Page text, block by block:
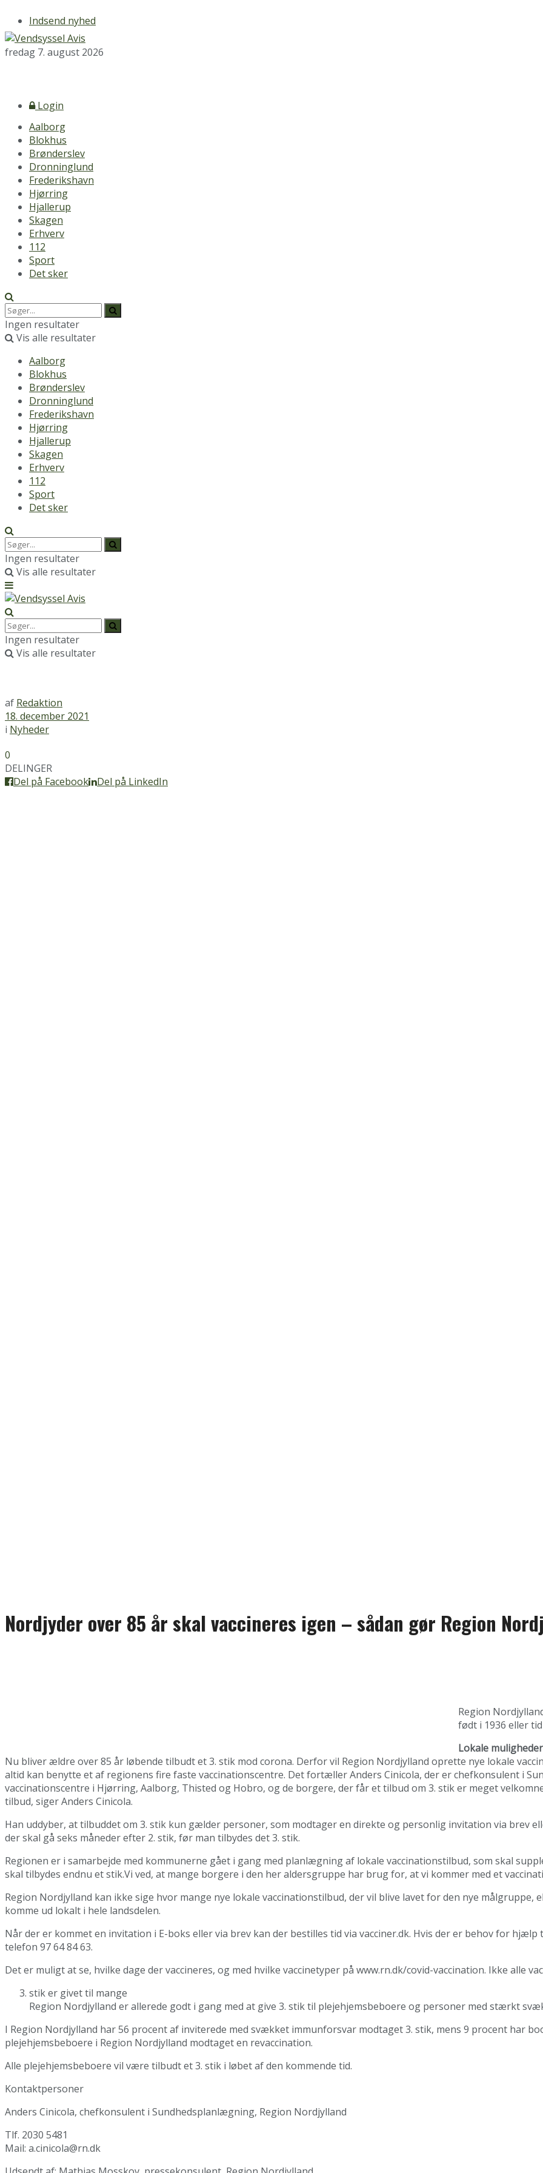
Indsend nyhed
fredag 7. august 2026
Login
Aalborg
Blokhus
Brønderslev
Dronninglund
Frederikshavn
Hjørring
Hjallerup
Skagen
Erhverv
112
Sport
Det sker
Ingen resultater
Vis alle resultater
Aalborg
Blokhus
Brønderslev
Dronninglund
Frederikshavn
Hjørring
Hjallerup
Skagen
Erhverv
112
Sport
Det sker
Ingen resultater
Vis alle resultater
Ingen resultater
Vis alle resultater
af Redaktion
18. december 2021
i Nyheder
0
DELINGER
Del på Facebook
Del på LinkedIn
Nordjyder over 85 år skal vaccineres igen – sådan gør Region
Region
født i 1936 eller
Lokale muligheder
Nu bliver ældre over 85 år løbende tilbudt et 3. stik mod corona. Derfor vil Region Nordjylland oprette nye lokale
altid kan benytte et af regionens fire faste vaccinationscentre. Det fortæller Anders Cinicola, der er chefkonsulent i
vaccinationscentre i Hjørring, Aalborg, Thisted og Hobro, og de borgere, der får et tilbud om 3. stik er meget
tilbud, siger Anders Cinicola.
Han uddyber, at tilbuddet om 3. stik kun gælder personer, som modtager en direkte og personlig invitation via brev
der skal gå seks måneder efter 2. stik, før man tilbydes det 3. stik.
Regionen er i samarbejde med kommunerne gået i gang med planlægning af lokale vaccinationstilbud, som skal
skal tilbydes endnu et stik.Vi ved, at mange borgere i den her aldersgruppe har brug for, at vi kommer med et
Region Nordjylland kan ikke sige hvor mange nye lokale vaccinationstilbud, der vil blive lavet for den nye målgruppe,
komme ud lokalt i hele landsdelen.
Når der er kommet en invitation i E-boks eller via brev kan der bestilles tid via vacciner.dk. Hvis der er behov for
telefon 97 64 84 63.
Det er muligt at se, hvilke dage der vaccineres, og med hvilke vaccinetyper på www.rn.dk/covid-vaccination. Ikke alle
stik er givet til mange
Region Nordjylland er allerede godt i gang med at give 3. stik til plejehjemsbeboere og personer med stærkt
I Region Nordjylland har 56 procent af inviterede med svækket immunforsvar modtaget 3. stik, mens 9 procent har
plejehjemsbeboere i Region Nordjylland modtaget en revaccination.
Alle plejehjemsbeboere vil være tilbudt et 3. stik i løbet af den kommende tid.
Kontaktpersoner
Anders Cinicola, chefkonsulent i Sundhedsplanlægning, Region Nordjylland
Tlf. 2030 5481
Mail: a.cinicola@rn.dk